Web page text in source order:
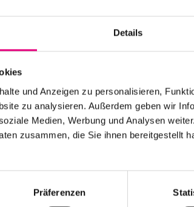
Details
und Anzeigen zu personalisieren,
zu analysieren. Außerdem geben wir
Medien, Werbung und Analysen
zusammen, die Sie ihnen bereitgestellt
Präferenzen